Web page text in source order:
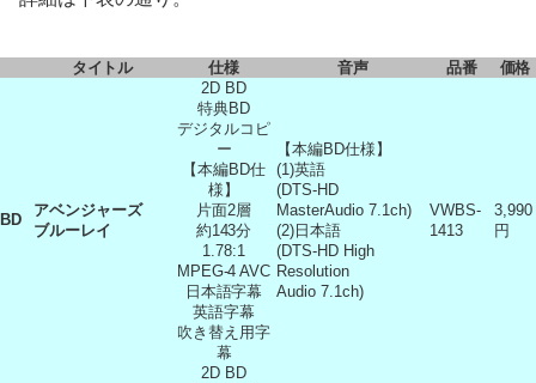
タイトル 仕様 音声 品番 価格
BD
アベンジャーズ
ブルーレイ
2D BD
特典BD
デジタルコピ
ー
【本編BD仕
様】
片面2層
約143分
1.78:1
MPEG-4 AVC
日本語字幕
英語字幕
吹き替え用字
幕
【本編BD仕様】
(1)英語
(DTS-HD
MasterAudio 7.1ch)
(2)日本語
(DTS-HD High
Resolution
Audio 7.1ch)
VWBS-
1413
3,990
円
2D BD